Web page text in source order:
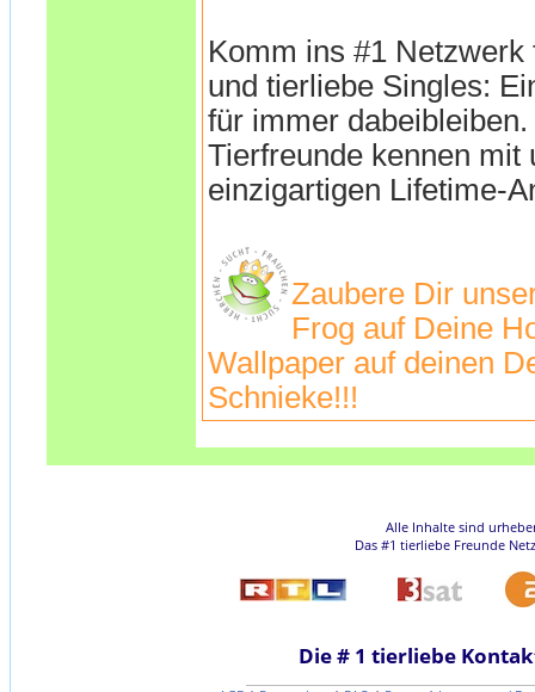
Komm ins #1 Netzwerk
und tierliebe Singles:
für immer
Tierfreunde kennen mit
einzigartigen Lifetime-
Zaubere Dir
Frog auf Deine
Wallpaper auf deinen
Schnieke!!!
Alle Inhalte sind
Das #1 tierliebe Freunde
Die # 1 tierliebe